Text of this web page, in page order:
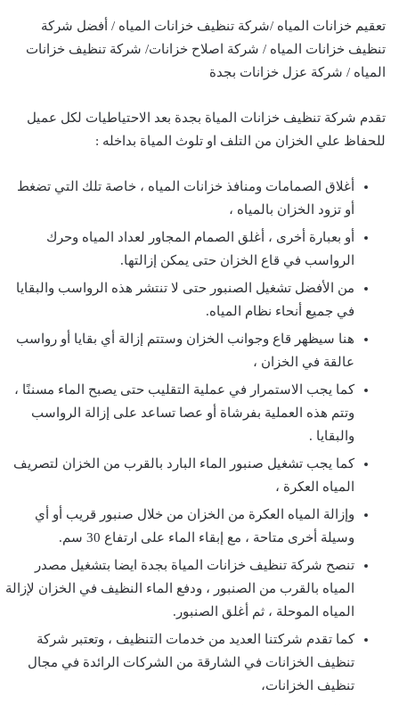
تعقيم خزانات المياه /شركة تنظيف خزانات المياه / أفضل شركة
تنظيف خزانات المياه / شركة اصلاح خزانات/ شركة تنظيف خزانات
المياه / شركة عزل خزانات بجدة
تقدم شركة تنظيف خزانات المياة بجدة بعد الاحتياطيات لكل عميل
للحفاظ علي الخزان من التلف او تلوث المياة بداخله :
أغلاق الصمامات ومنافذ خزانات المياه ، خاصة تلك التي تضغط
أو تزود الخزان بالمياه ،
أو بعبارة أخرى ، أغلق الصمام المجاور لعداد المياه وحرك
الرواسب في قاع الخزان حتى يمكن إزالتها.
من الأفضل تشغيل الصنبور حتى لا تنتشر هذه الرواسب والبقايا
في جميع أنحاء نظام المياه.
هنا سيظهر قاع وجوانب الخزان وستتم إزالة أي بقايا أو رواسب
عالقة في الخزان ،
كما يجب الاستمرار في عملية التقليب حتى يصبح الماء مسننًا ،
وتتم هذه العملية بفرشاة أو عصا تساعد على إزالة الرواسب
والبقايا .
كما يجب تشغيل صنبور الماء البارد بالقرب من الخزان لتصريف
المياه العكرة ،
وإزالة المياه العكرة من الخزان من خلال صنبور قريب أو أي
وسيلة أخرى متاحة ، مع إبقاء الماء على ارتفاع 30 سم.
تنصح شركة تنظيف خزانات المياة بجدة ايضا بتشغيل مصدر
المياه بالقرب من الصنبور ، ودفع الماء النظيف في الخزان لإزالة
المياه الموحلة ، ثم أغلق الصنبور.
كما تقدم شركتنا العديد من خدمات التنظيف ، وتعتبر شركة
تنظيف الخزانات في الشارقة من الشركات الرائدة في مجال
تنظيف الخزانات،